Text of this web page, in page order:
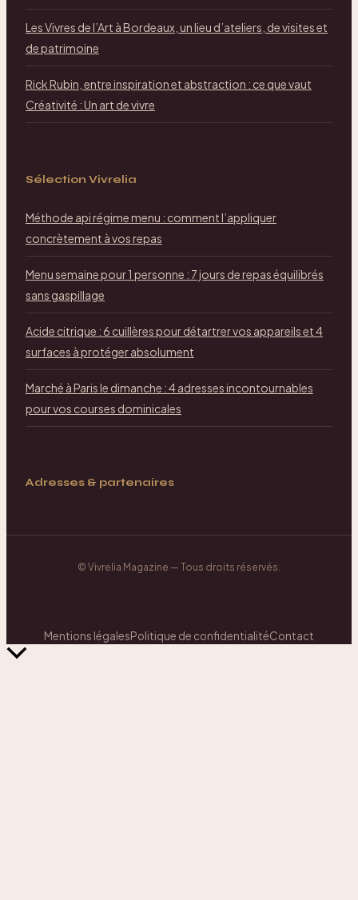
Les Vivres de l’Art à Bordeaux, un lieu d’ateliers, de visites et
de patrimoine
Rick Rubin, entre inspiration et abstraction : ce que vaut
Créativité : Un art de vivre
Sélection Vivrelia
Méthode api régime menu : comment l’appliquer
concrètement à vos repas
Menu semaine pour 1 personne : 7 jours de repas équilibrés
sans gaspillage
Acide citrique : 6 cuillères pour détartrer vos appareils et 4
surfaces à protéger absolument
Marché à Paris le dimanche : 4 adresses incontournables
pour vos courses dominicales
Adresses & partenaires
© Vivrelia Magazine — Tous droits réservés.
Mentions légalesPolitique de confidentialitéContact